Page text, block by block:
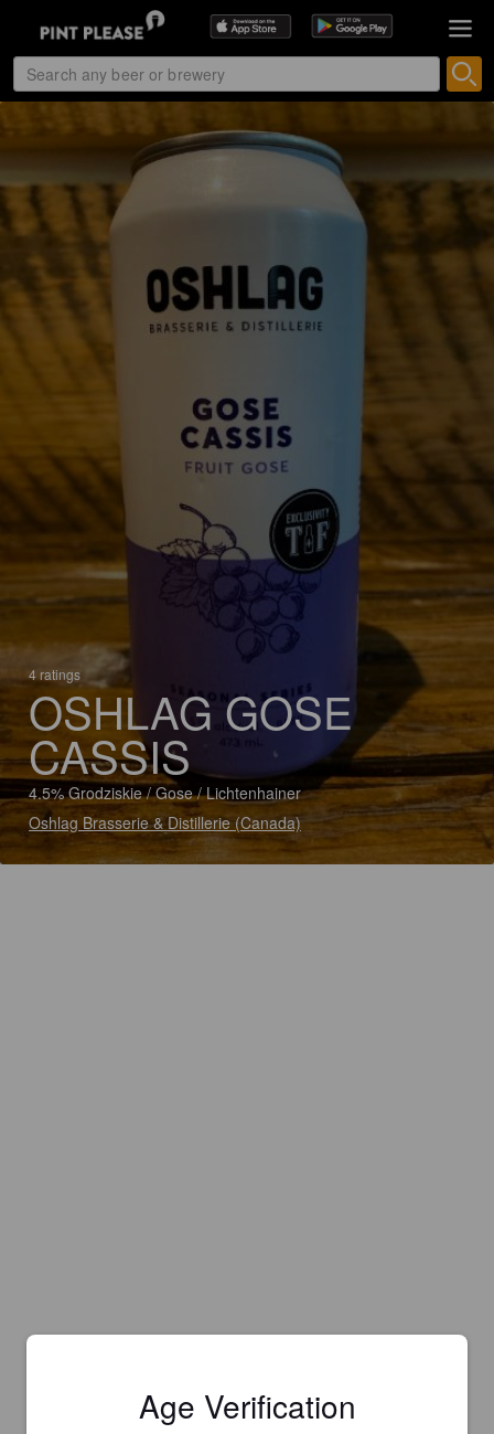
4 ratings
OSHLAG GOSE
CASSIS
4.5% Grodziskie / Gose / Lichtenhainer
Oshlag Brasserie & Distillerie (Canada)
Age Verification